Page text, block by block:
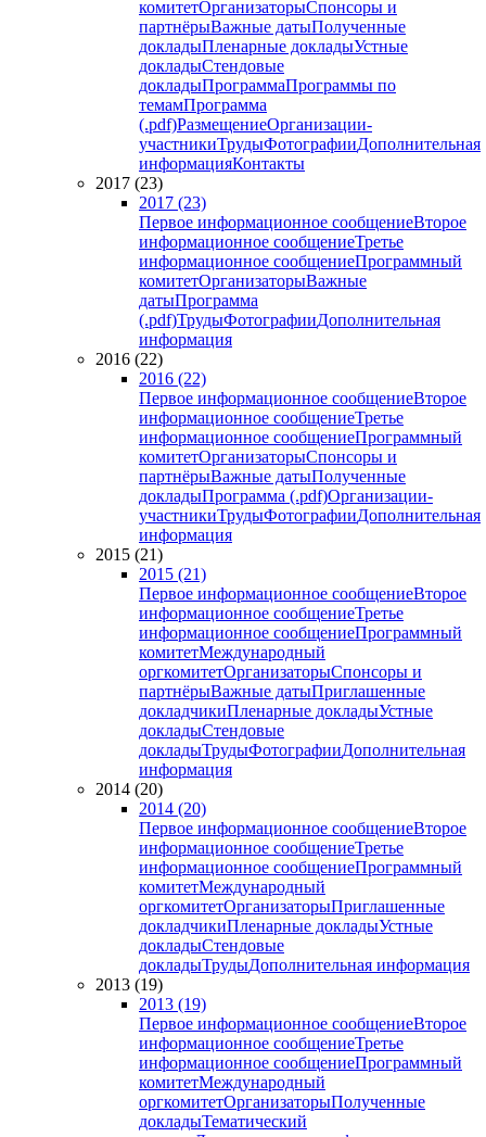
комитетОрганизаторыСпонсоры и
партнёрыВажные датыПолученные
докладыПленарные докладыУстные
докладыСтендовые
докладыПрограммаПрограммы по
темамПрограмма
(.pdf)РазмещениеОрганизации-
участникиТрудыФотографииДополнительная
информацияКонтакты
2017 (23)
2017 (23)
Первое информационное сообщениеВторое
информационное сообщениеТретье
информационное сообщениеПрограммный
комитетОрганизаторыВажные
датыПрограмма
(.pdf)ТрудыФотографииДополнительная
информация
2016 (22)
2016 (22)
Первое информационное сообщениеВторое
информационное сообщениеТретье
информационное сообщениеПрограммный
комитетОрганизаторыСпонсоры и
партнёрыВажные датыПолученные
докладыПрограмма (.pdf)Организации-
участникиТрудыФотографииДополнительная
информация
2015 (21)
2015 (21)
Первое информационное сообщениеВторое
информационное сообщениеТретье
информационное сообщениеПрограммный
комитетМеждународный
оргкомитетОрганизаторыСпонсоры и
партнёрыВажные датыПриглашенные
докладчикиПленарные докладыУстные
докладыСтендовые
докладыТрудыФотографииДополнительная
информация
2014 (20)
2014 (20)
Первое информационное сообщениеВторое
информационное сообщениеТретье
информационное сообщениеПрограммный
комитетМеждународный
оргкомитетОрганизаторыПриглашенные
докладчикиПленарные докладыУстные
докладыСтендовые
докладыТрудыДополнительная информация
2013 (19)
2013 (19)
Первое информационное сообщениеВторое
информационное сообщениеТретье
информационное сообщениеПрограммный
комитетМеждународный
оргкомитетОрганизаторыПолученные
докладыТематический